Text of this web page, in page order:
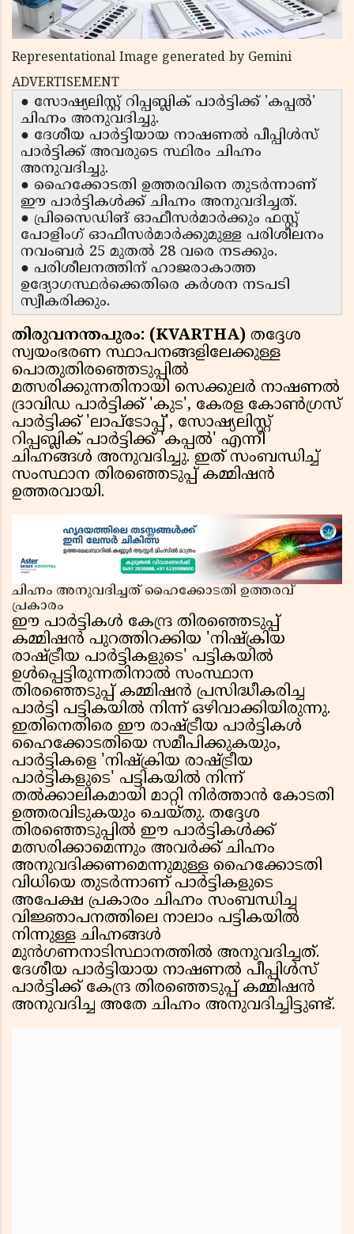
Representational Image generated by Gemini
ADVERTISEMENT
● സോഷ്യലിസ്റ്റ് റിപ്പബ്ലിക് പാർട്ടിക്ക് 'കപ്പൽ'
ചിഹ്നം അനുവദിച്ചു.
● ദേശീയ പാർട്ടിയായ നാഷണൽ പീപ്പിൾസ്
പാർട്ടിക്ക് അവരുടെ സ്ഥിരം ചിഹ്നം
അനുവദിച്ചു.
● ഹൈക്കോടതി ഉത്തരവിനെ തുടർന്നാണ്
ഈ പാർട്ടികൾക്ക് ചിഹ്നം അനുവദിച്ചത്.
● പ്രിസൈഡിങ് ഓഫീസർമാർക്കും ഫസ്റ്റ്
പോളിംഗ് ഓഫീസർമാർക്കുമുള്ള പരിശീലനം
നവംബർ 25 മുതൽ 28 വരെ നടക്കും.
● പരിശീലനത്തിന് ഹാജരാകാത്ത
ഉദ്യോഗസ്ഥർക്കെതിരെ കർശന നടപടി
സ്വീകരിക്കും.
തിരുവനന്തപുരം: (KVARTHA) തദ്ദേശ
സ്വയംഭരണ സ്ഥാപനങ്ങളിലേക്കുള്ള
പൊതുതിരഞ്ഞെടുപ്പിൽ
മത്സരിക്കുന്നതിനായി സെക്കുലർ നാഷണൽ
ദ്രാവിഡ പാർട്ടിക്ക് 'കുട', കേരള കോൺഗ്രസ്
പാർട്ടിക്ക് 'ലാപ്ടോപ്പ്', സോഷ്യലിസ്റ്റ്
റിപ്പബ്ലിക് പാർട്ടിക്ക് 'കപ്പൽ' എന്നീ
ചിഹ്നങ്ങൾ അനുവദിച്ചു. ഇത് സംബന്ധിച്ച്
സംസ്ഥാന തിരഞ്ഞെടുപ്പ് കമ്മിഷൻ
ഉത്തരവായി.
ചിഹ്നം അനുവദിച്ചത് ഹൈക്കോടതി ഉത്തരവ്
പ്രകാരം
ഈ പാർട്ടികൾ കേന്ദ്ര തിരഞ്ഞെടുപ്പ്
കമ്മിഷൻ പുറത്തിറക്കിയ 'നിഷ്ക്രിയ
രാഷ്ട്രീയ പാർട്ടികളുടെ' പട്ടികയിൽ
ഉൾപ്പെട്ടിരുന്നതിനാൽ സംസ്ഥാന
തിരഞ്ഞെടുപ്പ് കമ്മിഷൻ പ്രസിദ്ധീകരിച്ച
പാർട്ടി പട്ടികയിൽ നിന്ന് ഒഴിവാക്കിയിരുന്നു.
ഇതിനെതിരെ ഈ രാഷ്ട്രീയ പാർട്ടികൾ
ഹൈക്കോടതിയെ സമീപിക്കുകയും,
പാർട്ടികളെ 'നിഷ്ക്രിയ രാഷ്ട്രീയ
പാർട്ടികളുടെ' പട്ടികയിൽ നിന്ന്
തൽക്കാലികമായി മാറ്റി നിർത്താൻ കോടതി
ഉത്തരവിടുകയും ചെയ്തു. തദ്ദേശ
തിരഞ്ഞെടുപ്പിൽ ഈ പാർട്ടികൾക്ക്
മത്സരിക്കാമെന്നും അവർക്ക് ചിഹ്നം
അനുവദിക്കണമെന്നുമുള്ള ഹൈക്കോടതി
വിധിയെ തുടർന്നാണ് പാർട്ടികളുടെ
അപേക്ഷ പ്രകാരം ചിഹ്നം സംബന്ധിച്ച
വിജ്ഞാപനത്തിലെ നാലാം പട്ടികയിൽ
നിന്നുള്ള ചിഹ്നങ്ങൾ
മുൻഗണനാടിസ്ഥാനത്തിൽ അനുവദിച്ചത്.
ദേശീയ പാർട്ടിയായ നാഷണൽ പീപ്പിൾസ്
പാർട്ടിക്ക് കേന്ദ്ര തിരഞ്ഞെടുപ്പ് കമ്മിഷൻ
അനുവദിച്ച അതേ ചിഹ്നം അനുവദിച്ചിട്ടുണ്ട്.